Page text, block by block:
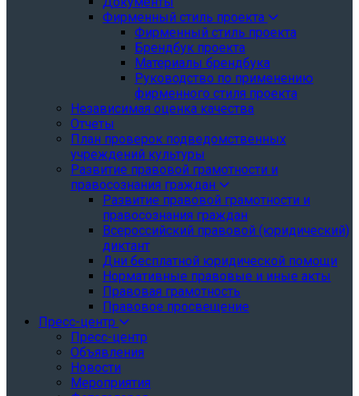
Фирменный стиль проекта
Фирменный стиль проекта
Брендбук проекта
Материалы брендбука
Руководство по применению
фирменного стиля проекта
Независимая оценка качества
Отчеты
План проверок подведомственных
учреждений культуры
Развитие правовой грамотности и
правосознания граждан
Развитие правовой грамотности и
правосознания граждан
Всероссийский правовой (юридический)
диктант
Дни бесплатной юридической помощи
Нормативные правовые и иные акты
Правовая грамотность
Правовое просвещение
Пресс-центр
Пресс-центр
Объявления
Новости
Мероприятия